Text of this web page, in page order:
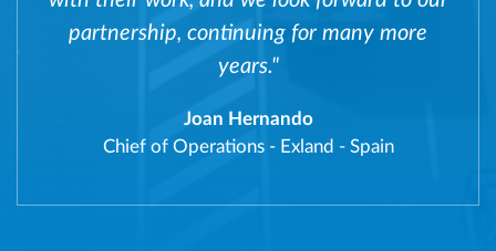
partnership, continuing for many more
years."
Joan Hernando
Chief of Operations - Exland - Spain